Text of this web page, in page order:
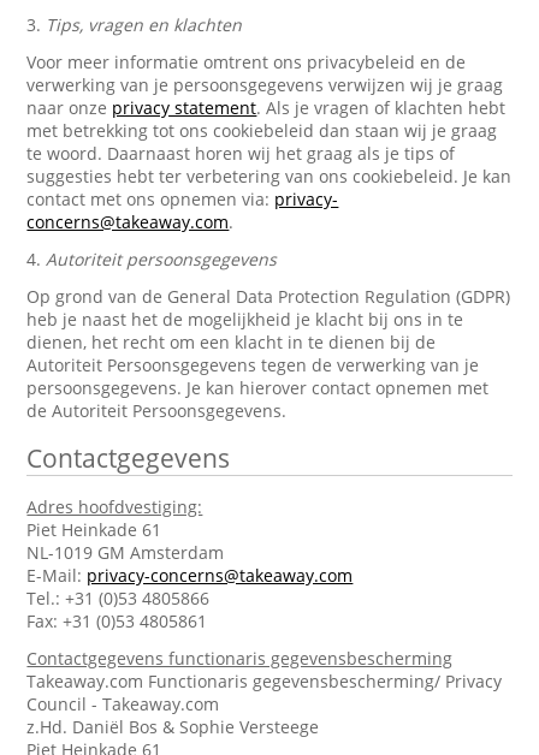
3. Tips, vragen en klachten
Voor meer informatie omtrent ons privacybeleid en de
verwerking van je persoonsgegevens verwijzen wij je graag
naar onze privacy statement. Als je vragen of klachten hebt
met betrekking tot ons cookiebeleid dan staan wij je graag
te woord. Daarnaast horen wij het graag als je tips of
suggesties hebt ter verbetering van ons cookiebeleid. Je kan
contact met ons opnemen via: privacy-
concerns@takeaway.com.
4.Autoriteit persoonsgegevens
Op grond van de General Data Protection Regulation (GDPR)
heb je naast het de mogelijkheid je klacht bij ons in te
dienen, het recht om een klacht in te dienen bij de
Autoriteit Persoonsgegevens tegen de verwerking van je
persoonsgegevens. Je kan hierover contact opnemen met
de Autoriteit Persoonsgegevens.
Contactgegevens
Adres hoofdvestiging:
Piet Heinkade 61
NL-1019 GM Amsterdam
E-Mail: privacy-concerns@takeaway.com
Tel.: +31 (0)53 4805866
Fax: +31 (0)53 4805861
Contactgegevens functionaris gegevensbescherming
Takeaway.com Functionaris gegevensbescherming/ Privacy
Council - Takeaway.com
z.Hd. Daniël Bos & Sophie Versteege
Piet Heinkade 61